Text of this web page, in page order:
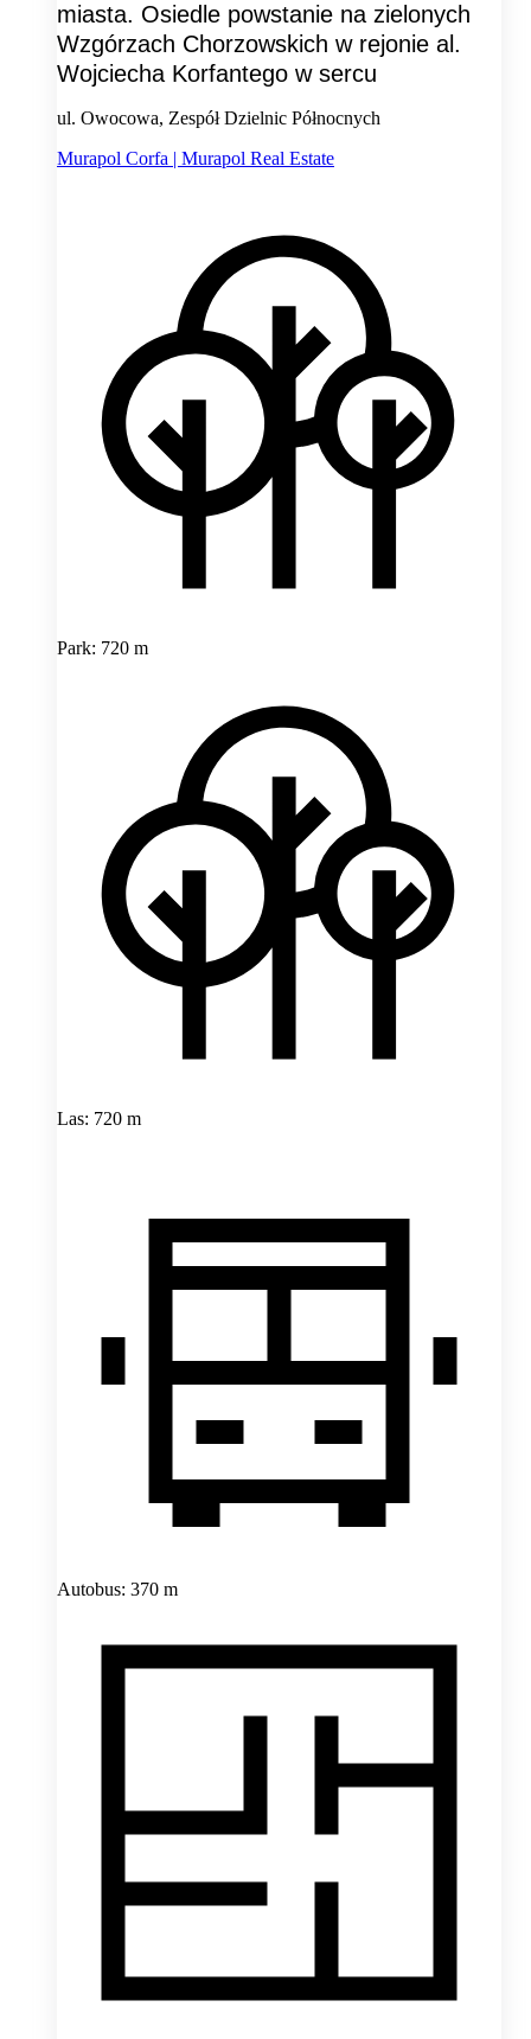
miasta. Osiedle powstanie na zielonych
Wzgórzach Chorzowskich w rejonie al.
Wojciecha Korfantego w sercu
ul. Owocowa, Zespół Dzielnic Północnych
Murapol Corfa | Murapol Real Estate
Park: 720 m
Las: 720 m
Autobus: 370 m